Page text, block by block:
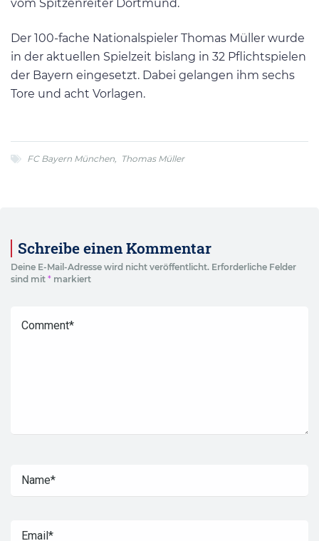
vom Spitzenreiter Dortmund.
Der 100-fache Nationalspieler Thomas Müller wurde
in der aktuellen Spielzeit bislang in 32 Pflichtspielen
der Bayern eingesetzt. Dabei gelangen ihm sechs
Tore und acht Vorlagen.
FC Bayern München, Thomas Müller
Schreibe einen Kommentar
Deine E-Mail-Adresse wird nicht veröffentlicht. Erforderliche Felder
sind mit * markiert